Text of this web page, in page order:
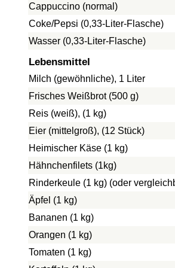
Cappuccino (normal)
Coke/Pepsi (0,33-Liter-Flasche)
Wasser (0,33-Liter-Flasche)
Lebensmittel
Milch (gewöhnliche), 1 Liter
Frisches Weißbrot (500 g)
Reis (weiß), (1 kg)
Eier (mittelgroß), (12 Stück)
Heimischer Käse (1 kg)
Hähnchenfilets (1kg)
Rinderkeule (1 kg) (oder
Äpfel (1 kg)
Bananen (1 kg)
Orangen (1 kg)
Tomaten (1 kg)